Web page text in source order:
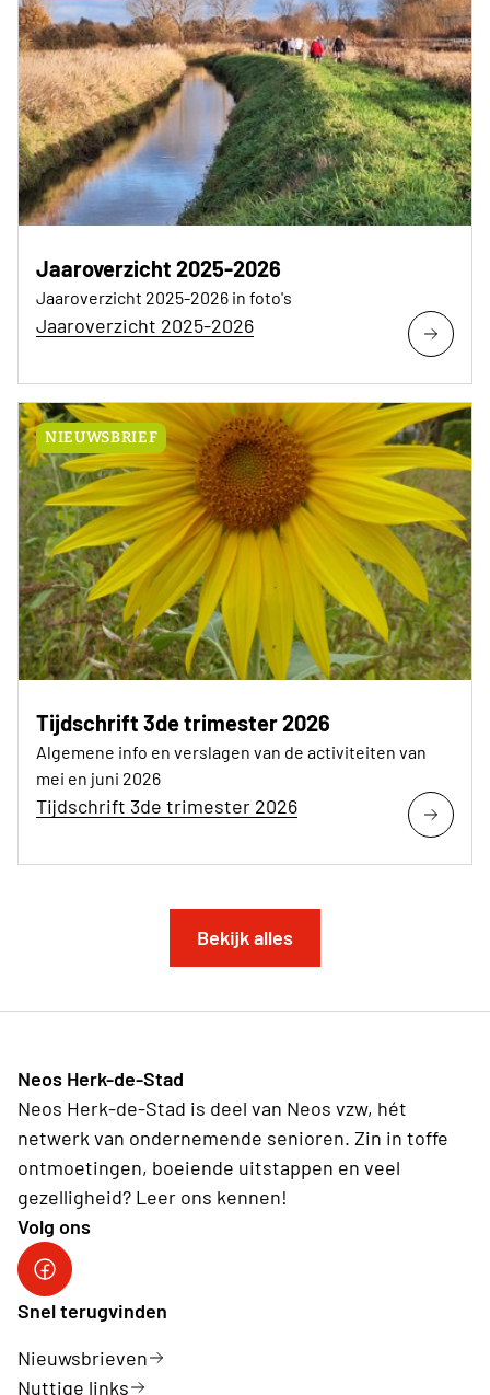
Jaaroverzicht 2025-2026
Jaaroverzicht 2025-2026 in foto's
Jaaroverzicht 2025-2026
NIEUWSBRIEF
Tijdschrift 3de trimester 2026
Algemene info en verslagen van de activiteiten van
mei en juni 2026
Tijdschrift 3de trimester 2026
Bekijk alles
Neos Herk-de-Stad
Neos Herk-de-Stad is deel van Neos vzw, hét
netwerk van ondernemende senioren. Zin in toffe
ontmoetingen, boeiende uitstappen en veel
gezelligheid? Leer ons kennen!
Volg ons
Facebook Herk-de-Stad
Snel terugvinden
Nieuwsbrieven
Nuttige links